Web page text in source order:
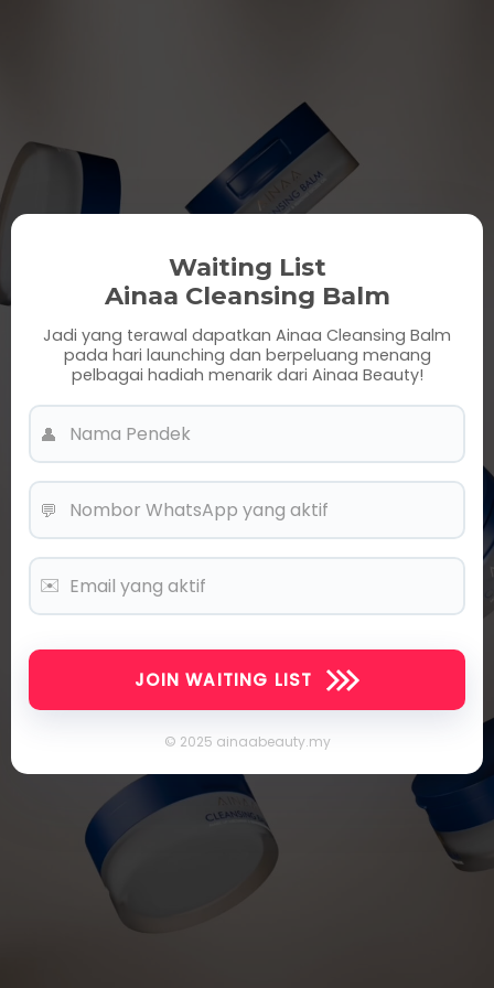
Waiting List
Ainaa Cleansing Balm
Jadi yang terawal dapatkan Ainaa Cleansing Balm
pada hari launching dan berpeluang menang
pelbagai hadiah menarik dari Ainaa Beauty!
Personal Information
👤
💬
✉️
JOIN WAITING LIST
© 2025 ainaabeauty.my